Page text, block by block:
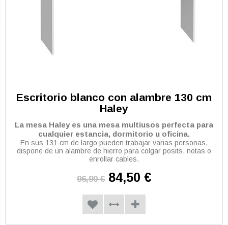
Escritorio blanco con alambre 130 cm
Haley
La mesa Haley es una mesa multiusos perfecta para
cualquier estancia, dormitorio u oficina.
En sus 131 cm de largo pueden trabajar varias personas,
dispone de un alambre de hierro para colgar posits, notas o
enrollar cables.
96,90 € 84,50 €